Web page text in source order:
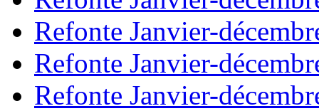
Refonte Janvier-
Refonte Janvier-
Refonte Janvier-